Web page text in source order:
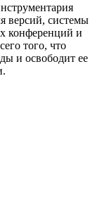
версий, системы
конференций и
того, что
и освободит ее